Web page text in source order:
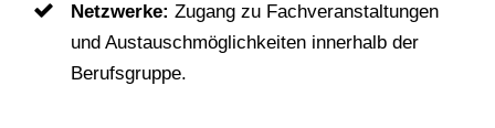
Netzwerke: Zugang zu Fachveranstaltungen
und Austauschmöglichkeiten innerhalb der
Berufsgruppe.